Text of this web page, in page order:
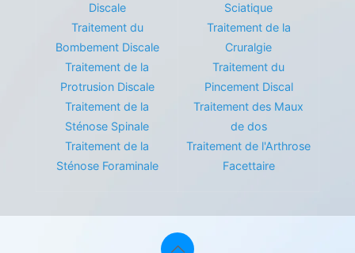
Discale
Traitement du
Bombement Discale
Traitement de la
Protrusion Discale
Traitement de la
Sténose Spinale
Traitement de la
Sténose Foraminale
Sciatique
Traitement de la
Cruralgie
Traitement du
Pincement Discal
Traitement des Maux
de dos
Traitement de l'Arthrose
Facettaire